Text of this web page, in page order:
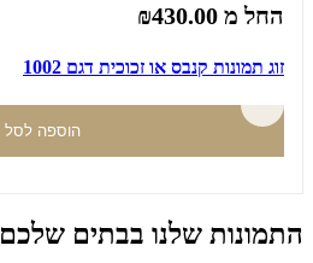
החל מ ₪430.00
זוג תמונות קנבס או זכוכית דגם 1002
הוספה לסל
התמונות שלנו בבתים שלכם